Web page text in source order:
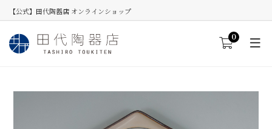
【公式】田代陶器店 オンラインショップ
0